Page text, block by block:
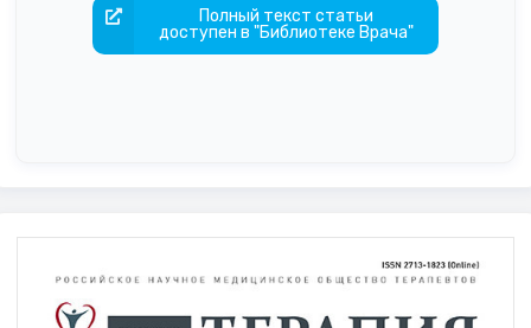
Полный текст статьи
доступен в "Библиотеке Врача"